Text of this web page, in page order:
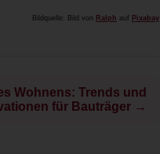
Bildquelle: Bild von Ralph auf Pixabay
Wohnens: Trends und
für Bauträger →